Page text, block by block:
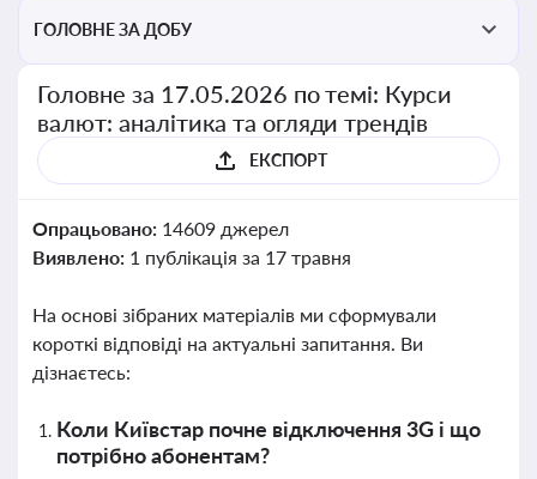
ГОЛОВНЕ ЗА ДОБУ
Головне за 17.05.2026 по темі: Курси
валют: аналітика та огляди трендів
ЕКСПОРТ
Опрацьовано: 14609 джерел
Виявлено: 1 публікація за 17 травня
На основі зібраних матеріалів ми сформували
короткі відповіді на актуальні запитання. Ви
дізнаєтесь:
Коли Київстар почне відключення 3G і що
потрібно абонентам?